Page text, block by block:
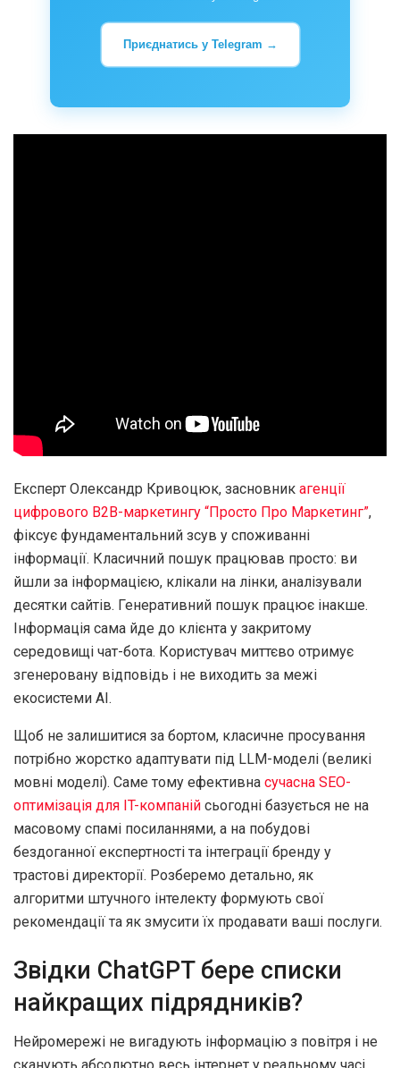
Приєднатись у Telegram →
Експерт Олександр Кривоцюк, засновник агенції
цифрового B2B-маркетингу “Просто Про Маркетинг”,
фіксує фундаментальний зсув у споживанні
інформації. Класичний пошук працював просто: ви
йшли за інформацією, клікали на лінки, аналізували
десятки сайтів. Генеративний пошук працює інакше.
Інформація сама йде до клієнта у закритому
середовищі чат-бота. Користувач миттєво отримує
згенеровану відповідь і не виходить за межі
екосистеми AI.
Щоб не залишитися за бортом, класичне просування
потрібно жорстко адаптувати під LLM-моделі (великі
мовні моделі). Саме тому ефективна сучасна SEO-
оптимізація для IT-компаній сьогодні базується не на
масовому спамі посиланнями, а на побудові
бездоганної експертності та інтеграції бренду у
трастові директорії. Розберемо детально, як
алгоритми штучного інтелекту формують свої
рекомендації та як змусити їх продавати ваші послуги.
Звідки ChatGPT бере списки
найкращих підрядників?
Нейромережі не вигадують інформацію з повітря і не